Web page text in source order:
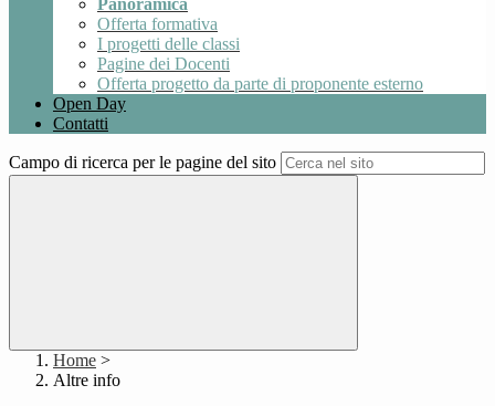
Panoramica
Offerta formativa
I progetti delle classi
Pagine dei Docenti
Offerta progetto da parte di proponente esterno
Open Day
Contatti
Campo di ricerca per le pagine del sito
Home >
Altre info